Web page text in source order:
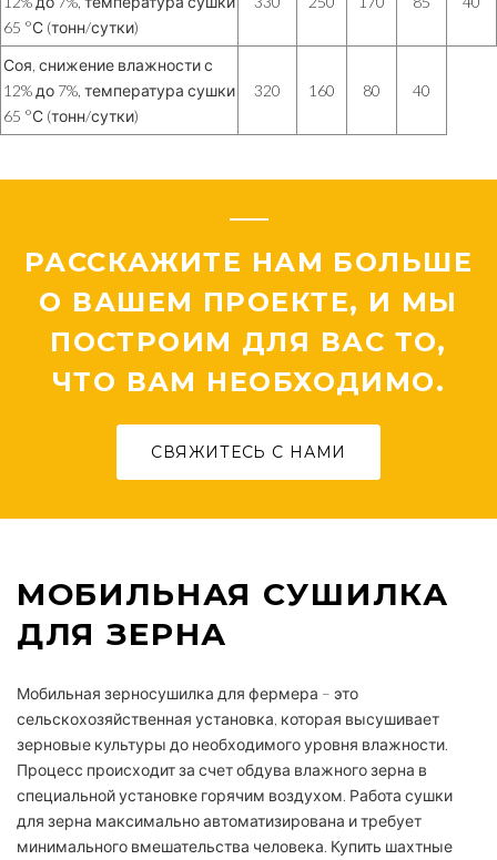
65 °С (тонн/сутки)
Соя, снижение влажности с
12% до 7%, температура сушки
65 °С (тонн/сутки)
320 160 80 40
РАССКАЖИТЕ НАМ БОЛЬШЕ
О ВАШЕМ ПРОЕКТЕ, И МЫ
ПОСТРОИМ ДЛЯ ВАС ТО,
ЧТО ВАМ НЕОБХОДИМО.
СВЯЖИТЕСЬ С НАМИ
МОБИЛЬНАЯ CУШИЛКА
ДЛЯ ЗЕРНА
Мобильная зерносушилка для фермера – это
сельскохозяйственная установка, которая высушивает
зерновые культуры до необходимого уровня влажности.
Процесс происходит за счет обдува влажного зерна в
специальной установке горячим воздухом. Работа сушки
для зерна максимально автоматизирована и требует
минимального вмешательства человека. Купить шахтные